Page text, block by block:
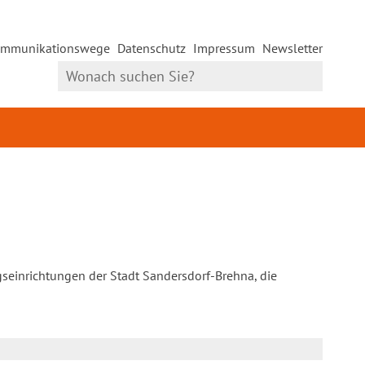
Datenschutz Impressum Newsletter
der Stadt Sandersdorf-Brehna, die